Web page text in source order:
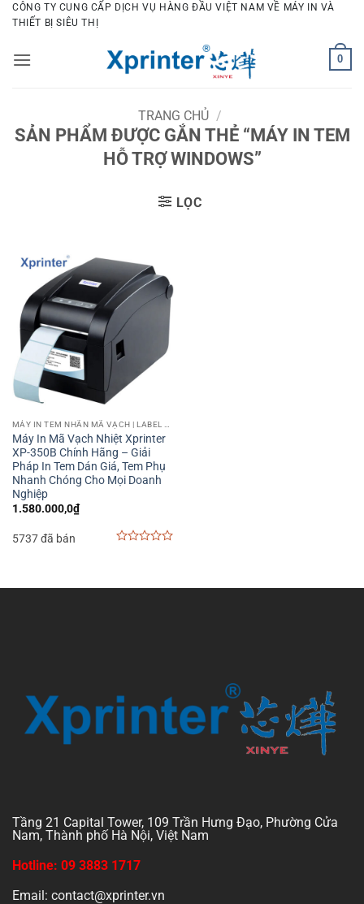
Bỏ
qua
dung
CÔNG TY CUNG CẤP DỊCH VỤ HÀNG ĐẦU VIỆT NAM VỀ MÁY IN VÀ
THIẾT BỊ SIÊU THỊ
0
TRANG CHỦ /
SẢN PHẨM ĐƯỢC GẮN THẺ “MÁY IN TEM
HỖ TRỢ WINDOWS”
LỌC
Máy In Mã Vạch Nhiệt Xprinter
XP-350B Chính Hãng – Giải
Pháp In Tem Dán Giá, Tem Phụ
Nhanh Chóng Cho Mọi Doanh
Nghiệp
1.580.000,0₫
5737 đã bán
5
Tầng 21 Capital Tower, 109 Trần Hưng Đạo, Phường Cửa
Nam, Thành phố Hà Nội, Việt Nam
Hotline: 09 3883 1717
Email: contact@xprinter.vn